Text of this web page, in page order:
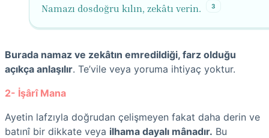
Namazı dosdoğru kılın, zekâtı verin. 3
Burada namaz ve zekâtın emredildiği, farz olduğu
açıkça anlaşılır. Te’vile veya yoruma ihtiyaç yoktur.
2- İşârî Mana
Ayetin lafzıyla doğrudan çelişmeyen fakat daha derin ve
batınî bir dikkate veya ilhama dayalı mânadır. Bu